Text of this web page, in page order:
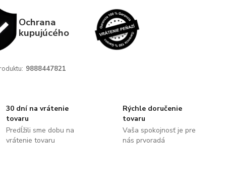
Ochrana
kupujúcého
9888447821
30 dní na vrátenie
tovaru
Predĺžili sme dobu na
vrátenie tovaru
Rýchle doručenie
tovaru
Vaša spokojnosť je pre
nás prvoradá